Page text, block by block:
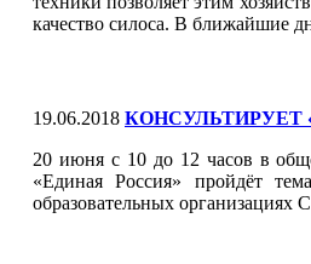
качество силоса. В ближайшие
19.06.2018 КОНСУЛЬТИРУЕТ
20 июня с 10 до 12 часов в
«Единая Россия» пройдёт
образовательных организациях